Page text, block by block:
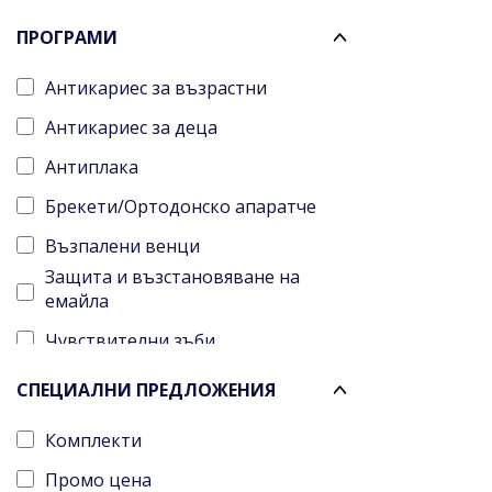
Четки за зъби
Против раздразнения
Противовъзпалителен ефект
Облекчава сърбежа
Регенерира
Защита от външни фактори
Предотвратява раздразненията
Намалява зачервяванията
Възстановява
Стик
Флуид
Мляко
Мехлем
Концентрат
Душ крем
Душ гел
Вода за уста
Четка за зъби
Пластири
Серум
ПРОГРАМИ
Антикариес за възрастни
Антикариес за деца
Антиплака
Брекети/Ортодонско апаратче
Възпалени венци
Защита и възстановяване на
емайла
Чувствителни зъби
За ежедневна употреба
СПЕЦИАЛНИ ПРЕДЛОЖЕНИЯ
Комплекти
Промо цена